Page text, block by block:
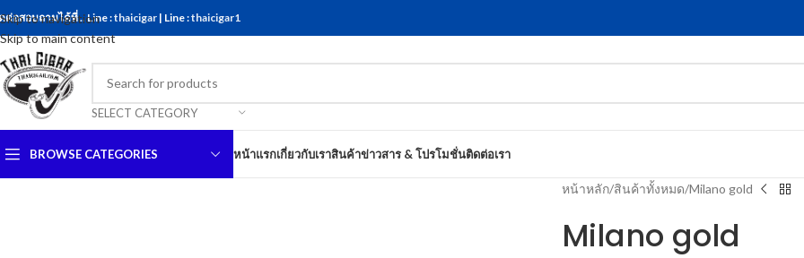
Skip to navigation
Skip to main content
ต่อสอบถามได้ที่ .. Line :thaicigar | Line :thaicigar1
SELECT CATEGORY
BROWSE CATEGORIES หน้าแรกเกี่ยวกับเราสินค้าข่าวสาร & โปรโมชั่นติดต่อเรา
หน้าหลัก สินค้าทั้งหมด Milano gold
Milano gold